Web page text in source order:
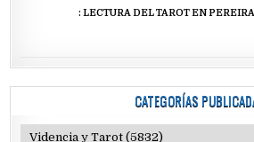
: LECTURA DEL TAROT EN
CATEGORÍAS